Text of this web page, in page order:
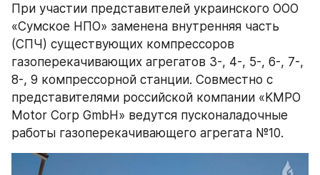
При участии представителей украинского ООО
«Сумское НПО» заменена внутренняя часть
(СПЧ) существующих компрессоров
газоперекачивающих агрегатов 3-, 4-, 5-, 6-, 7-,
8-, 9 компрессорной станции. Совместно с
представителями российской компании «KMPO
Motor Corp GmbH» ведутся пусконаладочные
работы газоперекачивающего агрегата №10.